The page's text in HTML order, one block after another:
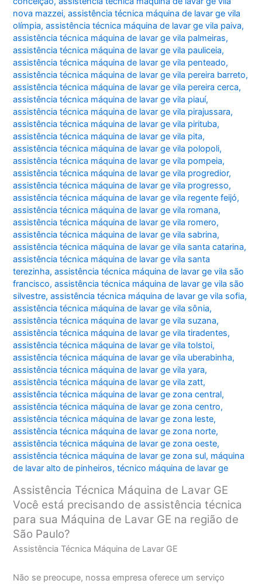
nova mazzei,assistência técnica máquina de lavar ge vila
olímpia,assistência técnica máquina de lavar ge vila paiva,
assistência técnica máquina de lavar ge vila palmeiras,
assistência técnica máquina de lavar ge vila pauliceia,
assistência técnica máquina de lavar ge vila penteado,
assistência técnica máquina de lavar ge vila pereira barreto,
assistência técnica máquina de lavar ge vila pereira cerca,
assistência técnica máquina de lavar ge vila piauí,
assistência técnica máquina de lavar ge vila pirajussara,
assistência técnica máquina de lavar ge vila pirituba,
assistência técnica máquina de lavar ge vila pita,
assistência técnica máquina de lavar ge vila polopoli,
assistência técnica máquina de lavar ge vila pompeia,
assistência técnica máquina de lavar ge vila progredior,
assistência técnica máquina de lavar ge vila progresso,
assistência técnica máquina de lavar ge vila regente feijó,
assistência técnica máquina de lavar ge vila romana,
assistência técnica máquina de lavar ge vila romero,
assistência técnica máquina de lavar ge vila sabrina,
assistência técnica máquina de lavar ge vila santa catarina,
assistência técnica máquina de lavar ge vila santa
terezinha,assistência técnica máquina de lavar ge vila são
francisco,assistência técnica máquina de lavar ge vila são
silvestre,assistência técnica máquina de lavar ge vila sofia,
assistência técnica máquina de lavar ge vila sônia,
assistência técnica máquina de lavar ge vila suzana,
assistência técnica máquina de lavar ge vila tiradentes,
assistência técnica máquina de lavar ge vila tolstoi,
assistência técnica máquina de lavar ge vila uberabinha,
assistência técnica máquina de lavar ge vila yara,
assistência técnica máquina de lavar ge vila zatt,
assistência técnica máquina de lavar ge zona central,
assistência técnica máquina de lavar ge zona centro,
assistência técnica máquina de lavar ge zona leste,
assistência técnica máquina de lavar ge zona norte,
assistência técnica máquina de lavar ge zona oeste,
assistência técnica máquina de lavar ge zona sul, máquina
de lavar alto de pinheiros,técnico máquina de lavar ge
Assistência Técnica Máquina de Lavar GE
Você está precisando de assistência técnica
para sua Máquina de Lavar GE na região de
São Paulo?
Assistência Técnica Máquina de Lavar GE
Não se preocupe, nossa empresa oferece um serviço